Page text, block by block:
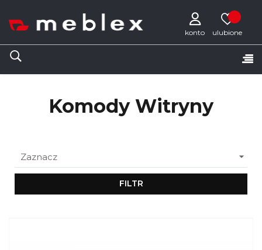
konto
☰
Komody Witryny
Zaznacz 
FILTR